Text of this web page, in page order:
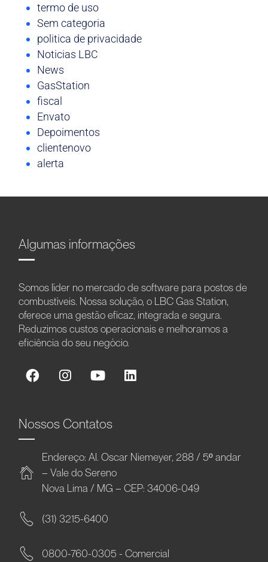
termo de uso
Sem categoria
politica de privacidade
Noticias LBC
News
GasStation
fiscal
Envato
Depoimentos
clientenovo
alerta
Algumas informações
Somos líder no mercado de software para postos de
combustíveis. Nossa solução, o LBC Gas Station,
oferece uma gestão eficaz, integrada e segura.
Reduzimos custos operacionais e melhoramos a
eficiência do seu negócio.
Nossos Contatos
Endereço: Al. Oscar Niemeyer, 288 / 5º andar
– Vale do Sereno
Nova Lima / MG – CEP: 34006-049
(31) 3215-6400
0800-760-0305 - Comercial